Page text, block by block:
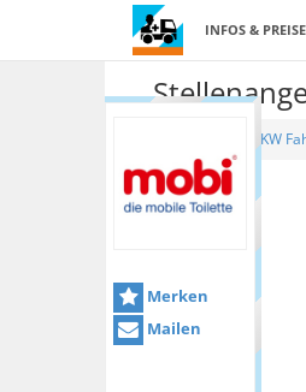
INFOS & PREISE
LKW
Merken
Mailen